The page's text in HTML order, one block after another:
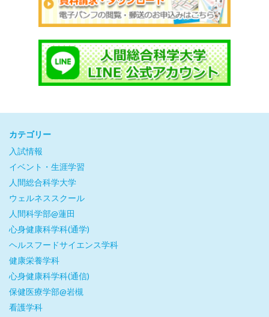
カテゴリー
入試情報
イベント・生涯学習
人間総合科学大学
ウェルネススクール
人間科学部@蓮田
心身健康科学科(通学)
ヘルスフードサイエンス学科
健康栄養学科
心身健康科学科(通信)
保健医療学部@岩槻
看護学科